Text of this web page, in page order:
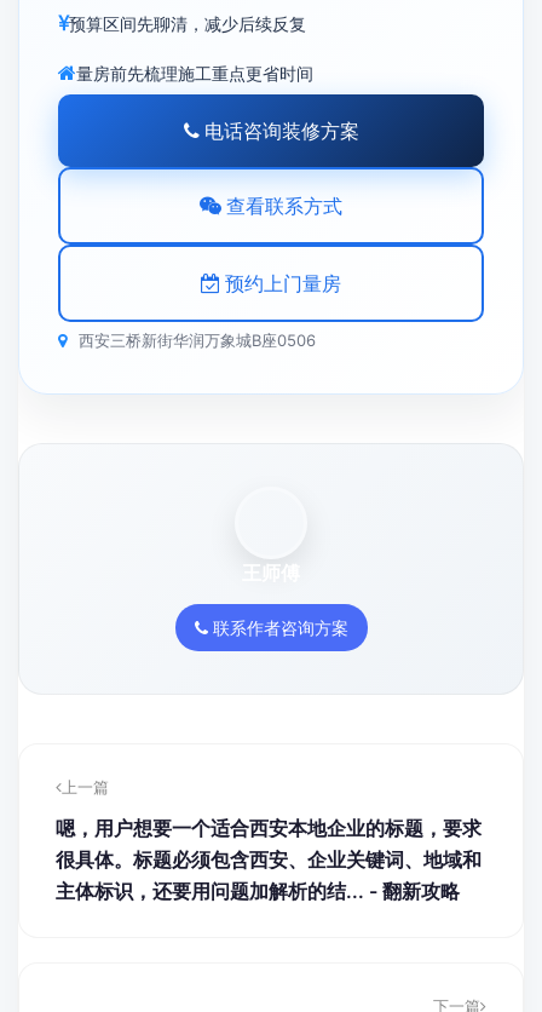
预算区间先聊清，减少后续反复
量房前先梳理施工重点更省时间
电话咨询装修方案
查看联系方式
预约上门量房
西安三桥新街华润万象城B座0506
王师傅
联系作者咨询方案
上一篇
嗯，用户想要一个适合西安本地企业的标题，要求
很具体。标题必须包含西安、企业关键词、地域和
主体标识，还要用问题加解析的结... - 翻新攻略
下一篇